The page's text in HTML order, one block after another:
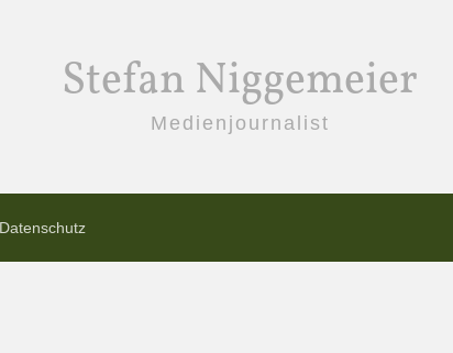
Stefan Niggemeier
Medienjournalist
Datenschutz